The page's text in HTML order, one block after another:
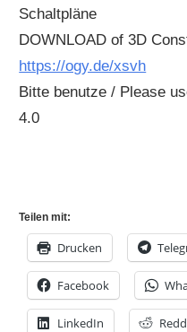
Schaltpläne
DOWNLOAD of 3D
https://ogy.de/xsvh
Bitte benutze / Please
4.0
Teilen mit:
Drucken
Facebook
LinkedIn